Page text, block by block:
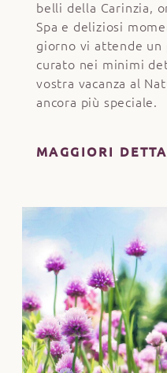
belli della Carinzia,
Spa e deliziosi
giorno vi attende
curato nei minimi
vostra vacanza al
ancora più speciale.
MAGGIORI